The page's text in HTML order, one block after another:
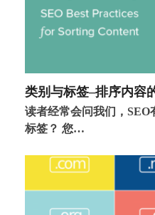
类别与标签–排序内容
读者经常会问我们，SEO
标签？ 您…